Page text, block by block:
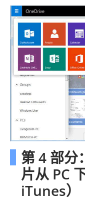
第 4 部分
片从 PC
iTunes）